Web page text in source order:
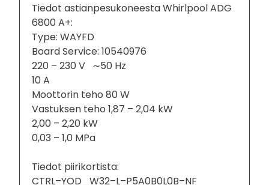
Tiedot astianpesukoneesta Whirlpool ADG
6800 A+:
Type: WAYFD
Board Service: 10540976
220 – 230 V ∼50 Hz
10 A
Moottorin teho 80 W
Vastuksen teho 1,87 – 2,04 kW
2,00 – 2,20 kW
0,03 – 1,0 MPa
Tiedot piirikortista:
CTRL–YOD_W32–L–P5A0B0L0B–NF